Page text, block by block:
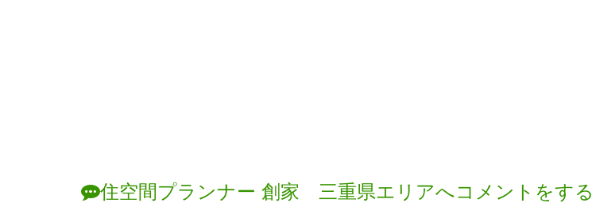
住空間プランナー 創家 三重県エリアへコメントをする